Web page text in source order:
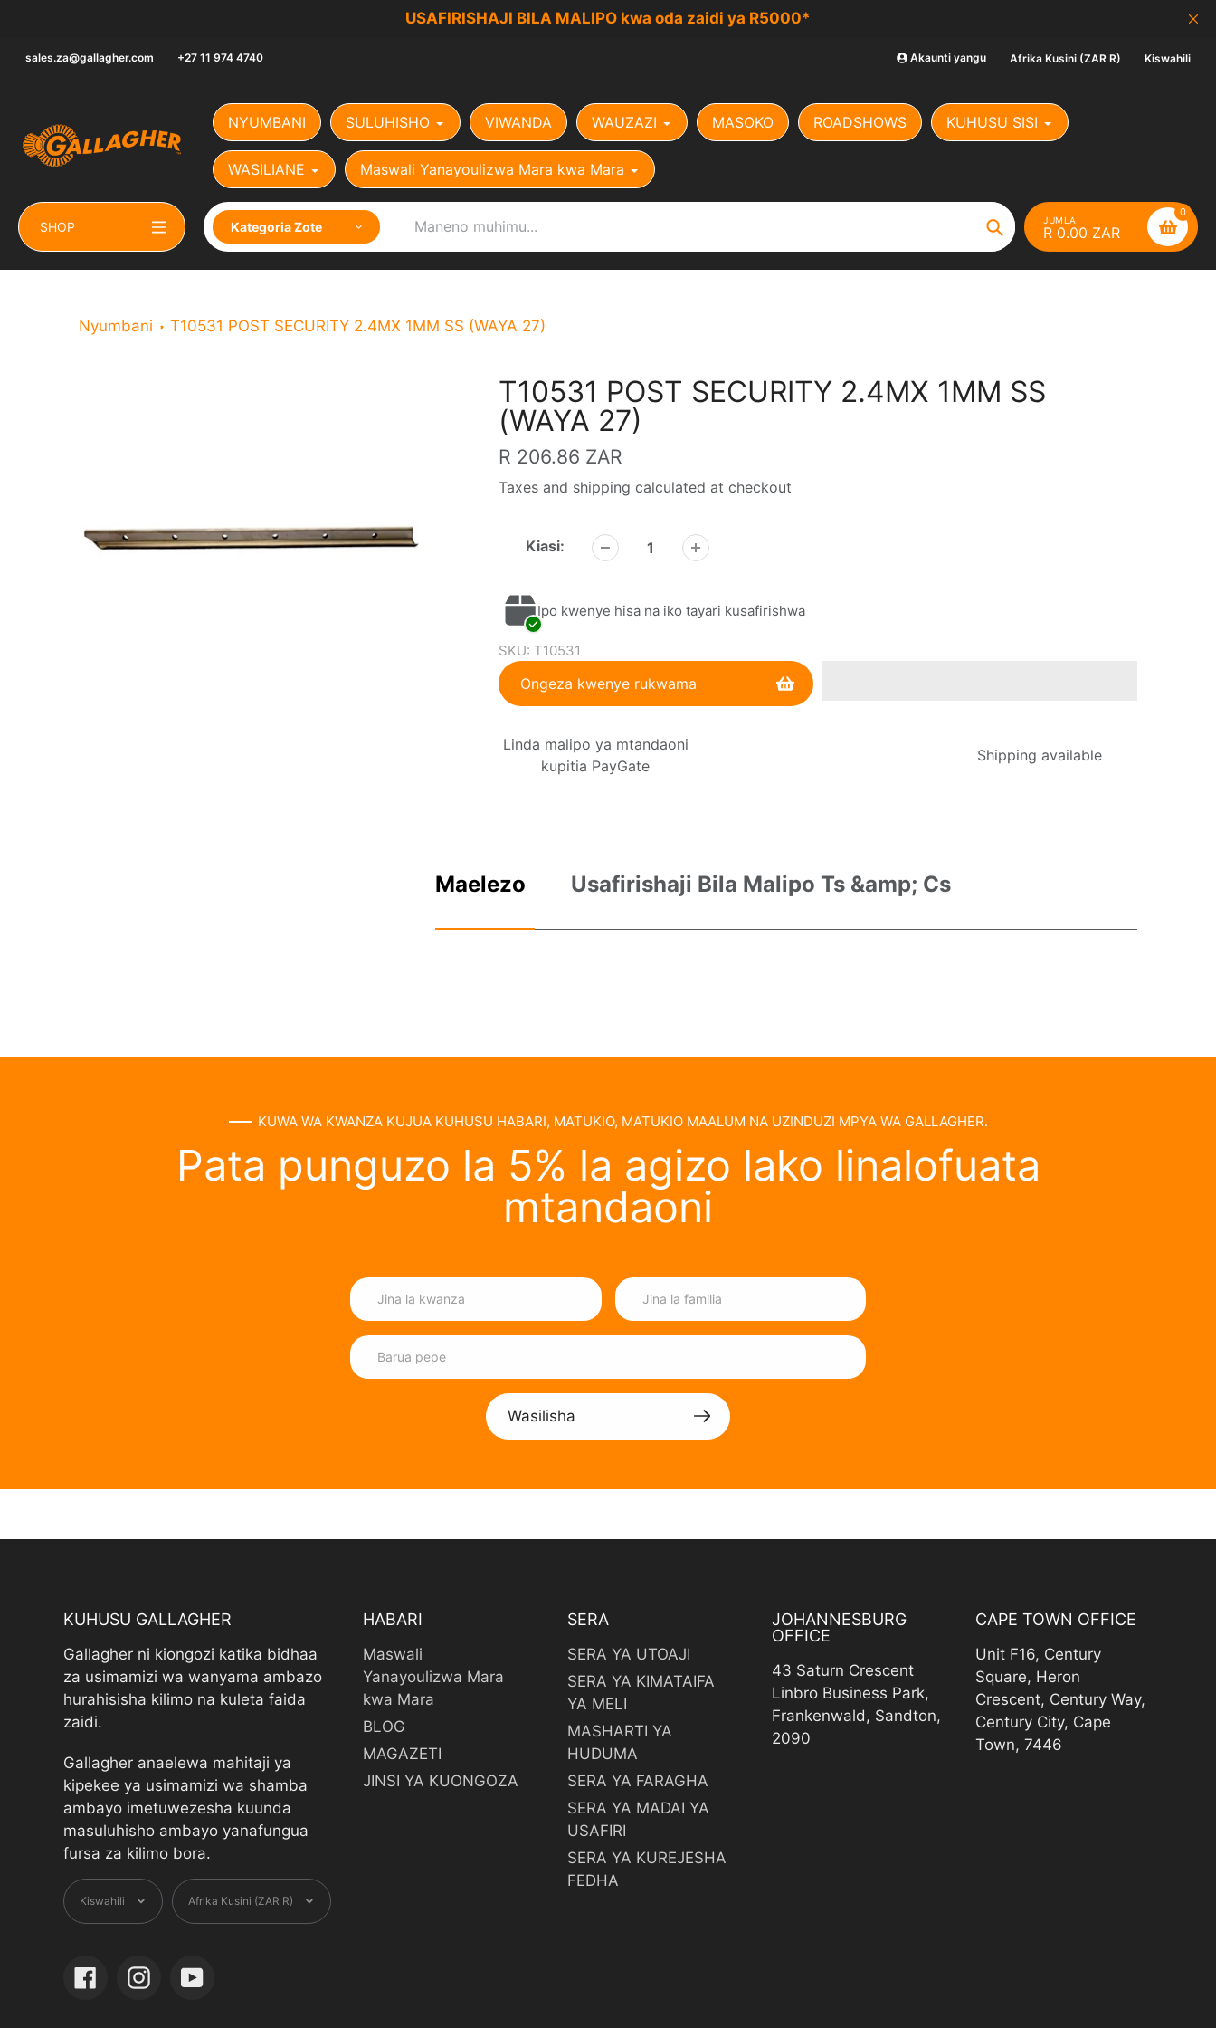
yaliyomo
USAFIRISHAJI BILA MALIPO kwa oda zaidi ya R5000* SALE: BEI YA
sales.za@gallagher.com +27 11 974 4740 Akaunti yangu Afrika Kusini (ZAR R) Kiswahili
NYUMBANI SULUHISHO VIWANDA WAUZAZI MASOKO ROADSHOWS KUHUSU SISI
WASILIANE Maswali Yanayoulizwa Mara kwa Mara
SHOP Kategoria Zote
Tafuta
JUMLA
R 0.00 ZAR
0
Nyumbani T10531 POST SECURITY 2.4MX 1MM SS (WAYA 27)
T10531 POST SECURITY 2.4MX 1MM SS
(WAYA 27)
Bei
ya
R 206.86 ZAR
Taxes and shipping calculated at checkout
Kiasi:
Ipo kwenye hisa na iko tayari kusafirishwa
SKU: T10531
Ongeza kwenye rukwama
bidhaa
kwenye
Linda malipo ya mtandaoni
kupitia PayGate
Shipping available
Maelezo Usafirishaji Bila Malipo Ts &amp; Cs
KUWA WA KWANZA KUJUA KUHUSU HABARI, MATUKIO, MATUKIO MAALUM NA UZINDUZI MPYA WA GALLAGHER.
Pata punguzo la 5% la agizo lako linalofuata
mtandaoni
Wasilisha
KUHUSU GALLAGHER
Gallagher ni kiongozi katika bidhaa
za usimamizi wa wanyama ambazo
hurahisisha kilimo na kuleta faida
zaidi.
Gallagher anaelewa mahitaji ya
kipekee ya usimamizi wa shamba
ambayo imetuwezesha kuunda
masuluhisho ambayo yanafungua
fursa za kilimo bora.
Lugha
Kiswahili Sarafu
Afrika Kusini (ZAR R)
FacebookInstagramYouTube
HABARI
Maswali
Yanayoulizwa Mara
kwa Mara
BLOG
MAGAZETI
JINSI YA KUONGOZA
SERA
SERA YA UTOAJI
SERA YA KIMATAIFA
YA MELI
MASHARTI YA
HUDUMA
SERA YA FARAGHA
SERA YA MADAI YA
USAFIRI
SERA YA KUREJESHA
FEDHA
JOHANNESBURG
OFFICE
43 Saturn Crescent
Linbro Business Park,
Frankenwald, Sandton,
2090
CAPE TOWN OFFICE
Unit F16, Century
Square, Heron
Crescent, Century Way,
Century City, Cape
Town, 7446